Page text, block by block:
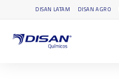
DISAN LATAM DISAN AGRO